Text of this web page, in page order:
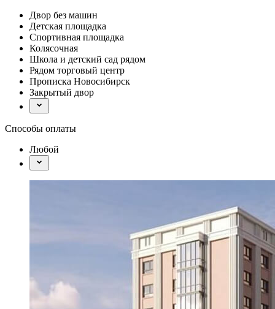
Двор без машин
Детская площадка
Спортивная площадка
Колясочная
Школа и детский сад рядом
Рядом торговый центр
Прописка Новосибирск
Закрытый двор
Способы оплаты
Любой